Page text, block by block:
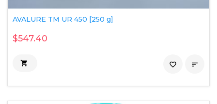
AVALURE TM UR 450 [250 g]
$547.40
 
favorite_border